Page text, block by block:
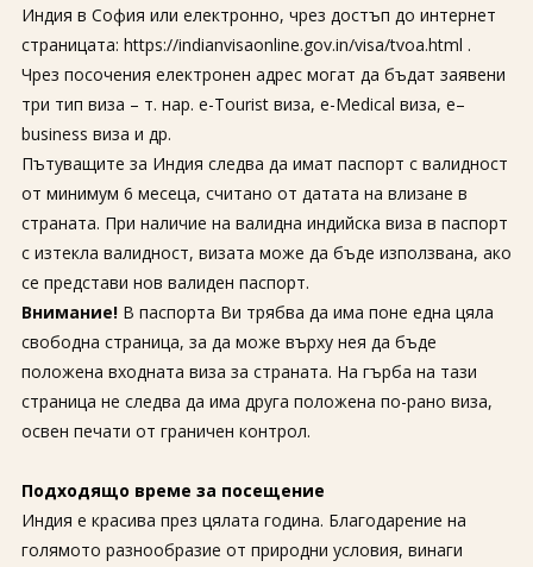
Южна Америка
Коледа
Нова година
КОНТАКТИ
За нас
Полезно
Документи
Магазин
Общи условия
поверителност
ЗАПИТВАНЕ
Индия в София или електронно, чрез достъп до интернет
страницата: https://indianvisaonline.gov.in/visa/tvoa.html .
Чрез посочения електронен адрес могат да бъдат заявени
три тип виза – т. нар. e-Tourist виза, e-Medical виза, e–
business виза и др.
Пътуващите за Индия следва да имат паспорт с валидност
от минимум 6 месеца, считано от датата на влизане в
страната. При наличие на валидна индийска виза в паспорт
с изтекла валидност, визата може да бъде използвана, ако
се представи нов валиден паспорт.
Внимание!В паспорта Ви трябва да има поне една цяла
свободна страница, за да може върху нея да бъде
положена входната виза за страната. На гърба на тази
страница не следва да има друга положена по-рано виза,
освен печати от граничен контрол.
Подходящо време за посещение
Индия е красива през цялата година. Благодарение на
голямото разнообразие от природни условия, винаги